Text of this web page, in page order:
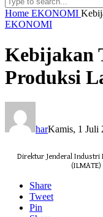
Home EKONOMI
EKONOMI
Kebijakan
Produksi
harKamis, 1 Juli
Direktur Jenderal Industri
Share
Tweet
Pin